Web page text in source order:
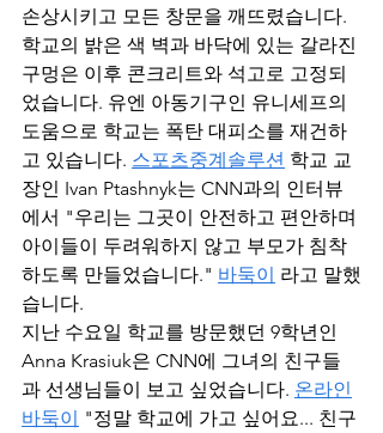
손상시키고 모든 창문을 깨뜨렸습니다.
학교의 밝은 색 벽과 바닥에 있는 갈라진
구멍은 이후 콘크리트와 석고로 고정되
었습니다. 유엔 아동기구인 유니세프의
도움으로 학교는 폭탄 대피소를 재건하
고 있습니다. 스포츠중계솔루션 학교 교
장인 Ivan Ptashnyk는 CNN과의 인터뷰
에서 "우리는 그곳이 안전하고 편안하며
아이들이 두려워하지 않고 부모가 침착
하도록 만들었습니다." 바둑이 라고 말했
습니다.
지난 수요일 학교를 방문했던 9학년인
Anna Krasiuk은 CNN에 그녀의 친구들
과 선생님들이 보고 싶었습니다. 온라인
바둑이 "정말 학교에 가고 싶어요... 친구